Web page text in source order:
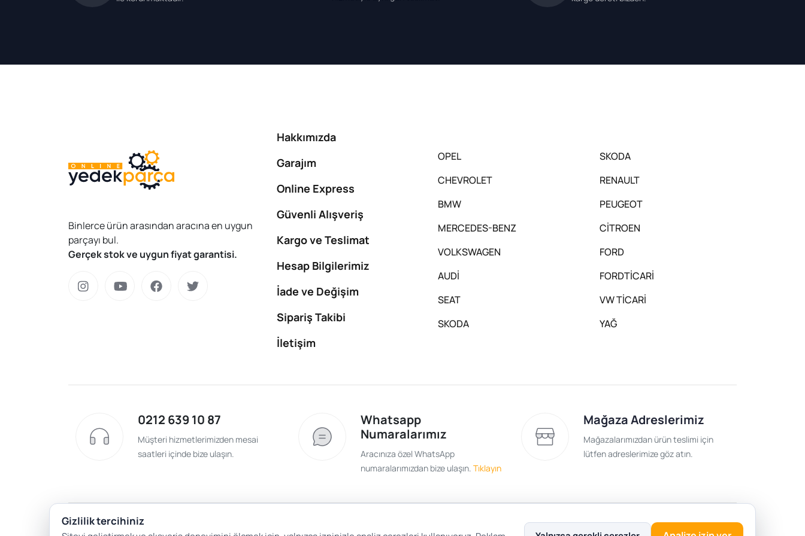
Binlerce ürün arasından aracına en uygun
parçayı bul.
Gerçek stok ve uygun fiyat garantisi.
Hakkımızda
Garajım
Online Express
Güvenli Alışveriş
Kargo ve Teslimat
Hesap Bilgilerimiz
İade ve Değişim
Sipariş Takibi
İletişim
OPEL
CHEVROLET
BMW
MERCEDES-BENZ
VOLKSWAGEN
AUDİ
SEAT
SKODA
SKODA
RENAULT
PEUGEOT
CİTROEN
FORD
FORDTİCARİ
VW TİCARİ
YAĞ
0212 639 10 87
Müşteri hizmetlerimizden mesai
saatleri içinde bize ulaşın.
Whatsapp
Numaralarımız
Aracınıza özel WhatsApp
numaralarımızdan bize ulaşın. Tıklayın
Mağaza Adreslerimiz
Mağazalarımızdan ürün teslimi için
lütfen adreslerimize göz atın.
Gizlilik Politikası
Gizlilik tercihiniz